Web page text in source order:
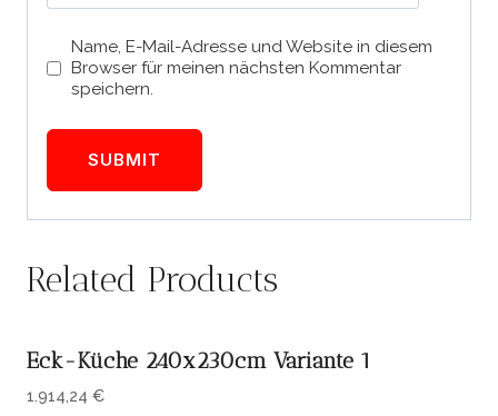
Name, E-Mail-Adresse und Website in diesem
Browser für meinen nächsten Kommentar
speichern.
Related Products
Eck-Küche 240x230cm Variante 1
1.914,24 €